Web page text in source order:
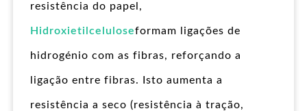
resistência do papel,
Hidroxietilceluloseformam ligações de
hidrogénio com as fibras, reforçando a
ligação entre fibras. Isto aumenta a
resistência a seco (resistência à tração,